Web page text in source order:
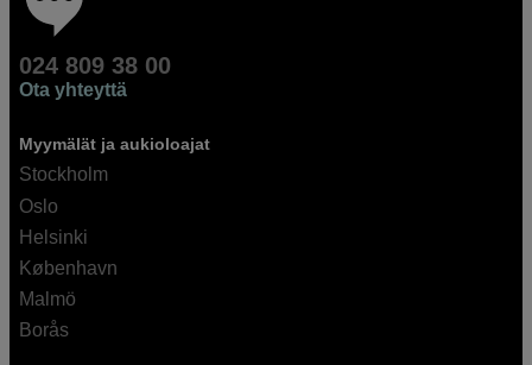
024 809 38 00
Ota yhteyttä
Myymälät ja aukioloajat
Stockholm
Oslo
Helsinki
København
Malmö
Borås